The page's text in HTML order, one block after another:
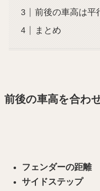
前後の車高は平
まとめ
前後の車高を合わ
フェンダーの距離
サイドステップ